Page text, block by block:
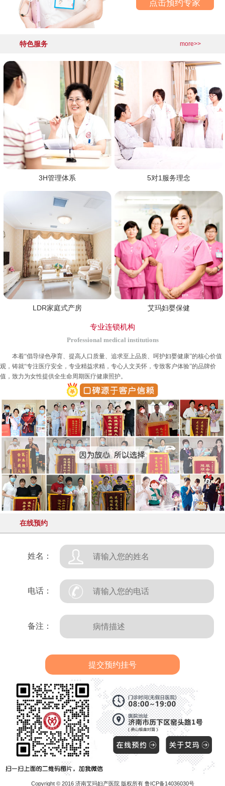
点击
特色服务 more>>
3H管理体系 5对1服务理念
LDR家庭式产房 艾玛妇婴保健
专业连锁机构
Professional medical institutions
本着“倡导绿色孕育、提高人口质量、追求至上品质、呵护妇婴健康”的核心价值
观，铸就“专注医疗安全，专业精益求精，专心人文关怀，专致客户体验”的品牌价
值，致力为女性提供全生命周期医疗健康照护。
在线预约
姓名：
电话：
备注：
Copyright © 2016 济南艾玛妇产医院 版权所有 鲁ICP备14036030号